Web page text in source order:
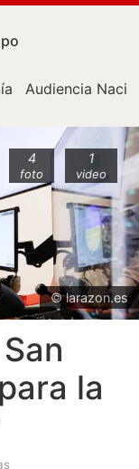
Audiencia
4
foto
1
video
© larazon.es
la